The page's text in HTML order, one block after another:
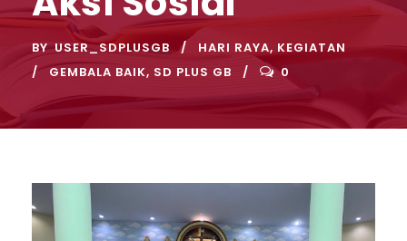
BY USER_SDPLUSGB HARI RAYA, KEGIATAN
GEMBALA BAIK, SD PLUS GB 0